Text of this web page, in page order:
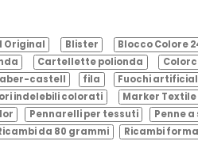
Original Blister Blocco Colore
Cartellette polionda
castell fila Fuochi
indelebili colorati Marker Textile
Pennarelli per tessuti Penne
da 80 grammi Ricambi